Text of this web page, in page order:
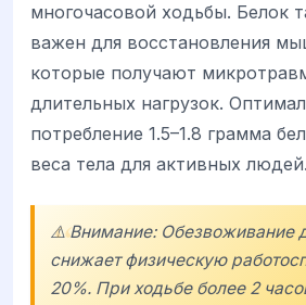
многочасовой ходьбы. Белок
важен для восстановления
которые получают
длительных нагрузок.
потребление 1.5–1.8 грамма
веса тела для активных людей.
⚠️ Внимание: Обезвоживание
снижает физическую
20%. При ходьбе более 2